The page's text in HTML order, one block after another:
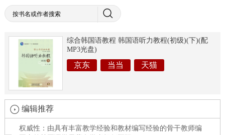
综合韩国语教程 韩国语听力教程(初级)(下)(配
MP3光盘)
京东 当当 天猫
编辑推荐
权威性：由具有丰富教学经验和教材编写经验的骨干教师编